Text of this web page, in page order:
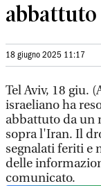
18 giugno 2025 11:17
Tel Aviv, 18 giu.
israeliano ha
abbattuto da un
sopra l'Iran. Il
segnalati feriti e
delle
comunicato.